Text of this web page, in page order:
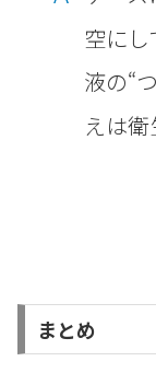
空に
液の“
えは衛
まとめ